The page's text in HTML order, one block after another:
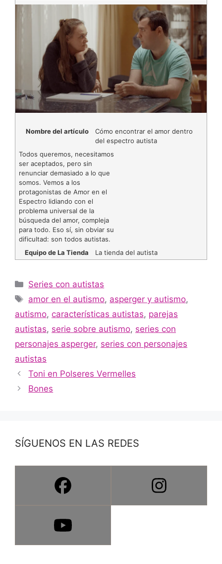
Nombre del artículo
Cómo encontrar el amor dentro
del espectro autista
Todos queremos, necesitamos
ser aceptados, pero sin
renunciar demasiado a lo que
somos. Vemos a los
protagonistas de Amor en el
Espectro lidiando con el
problema universal de la
búsqueda del amor, compleja
para todo. Eso sí, sin obviar su
dificultad: son todos autistas.
Equipo de La Tienda
La tienda del autista
Series con autistas
amor en el autismo, asperger y autismo,
autismo, características autistas, parejas
autistas, serie sobre autismo, series con
personajes asperger, series con personajes
autistas
Toni en Polseres Vermelles
Bones
SÍGUENOS EN LAS REDES